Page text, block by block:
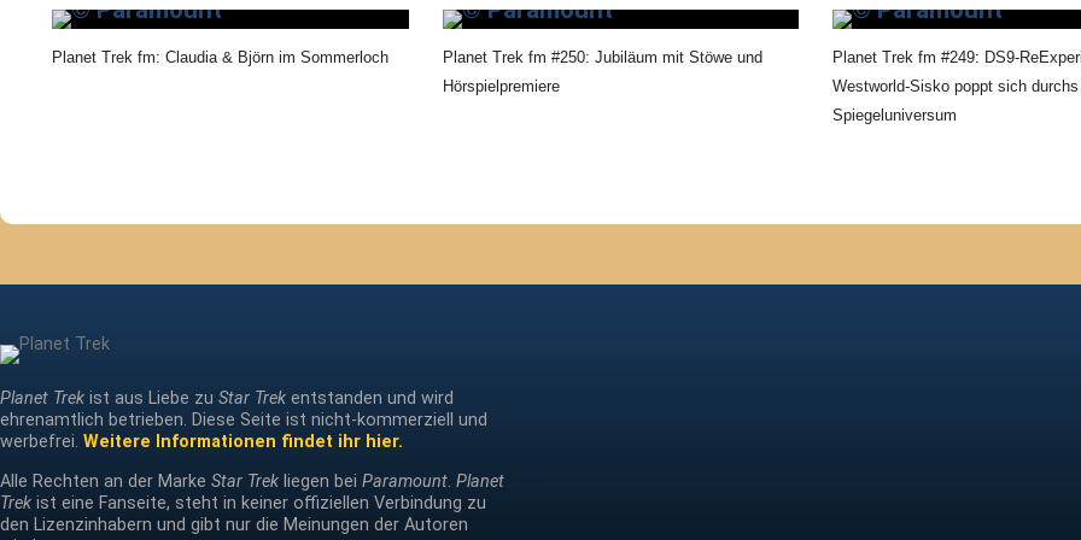
Planet Trek fm: Claudia & Björn im Sommerloch
Planet Trek fm #250: Jubiläum mit Stöwe und
Hörspielpremiere
Planet Trek fm #249: DS9-
Westworld-Sisko poppt sich durchs
Spiegeluniversum
Planet Trek ist aus Liebe zu Star Trek entstanden und wird
ehrenamtlich betrieben. Diese Seite ist nicht-kommerziell und
werbefrei. Weitere Informationen findet ihr hier.
Alle Rechten an der Marke Star Trek liegen bei Paramount. Planet
Trek ist eine Fanseite, steht in keiner offiziellen Verbindung zu
den Lizenzinhabern und gibt nur die Meinungen der Autoren